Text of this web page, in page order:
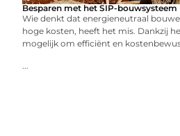
Besparen met het SIP-bouwsysteem
Wie denkt dat energieneutraal
hoge kosten, heeft het mis. Dankzij
mogelijk om efficiënt en
...